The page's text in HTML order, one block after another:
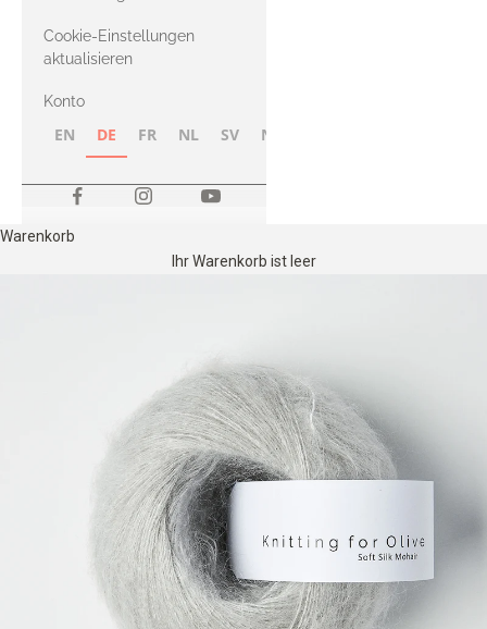
Cookie-Einstellungen
aktualisieren
Konto
EN DE FR NL SV NB
Warenkorb
Ihr Warenkorb ist leer